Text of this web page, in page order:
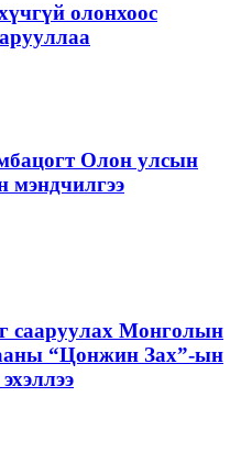
олонхоос
Олон улсын
мэндчилгээ
сааруулах Монголын
“Цонжин Зах”-ын